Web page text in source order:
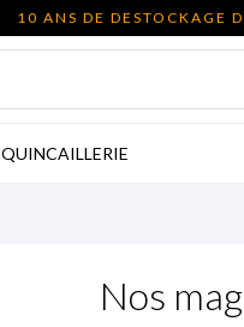
10 ANS DE DESTOCKAGE
QUINCAILLERIE
Nos